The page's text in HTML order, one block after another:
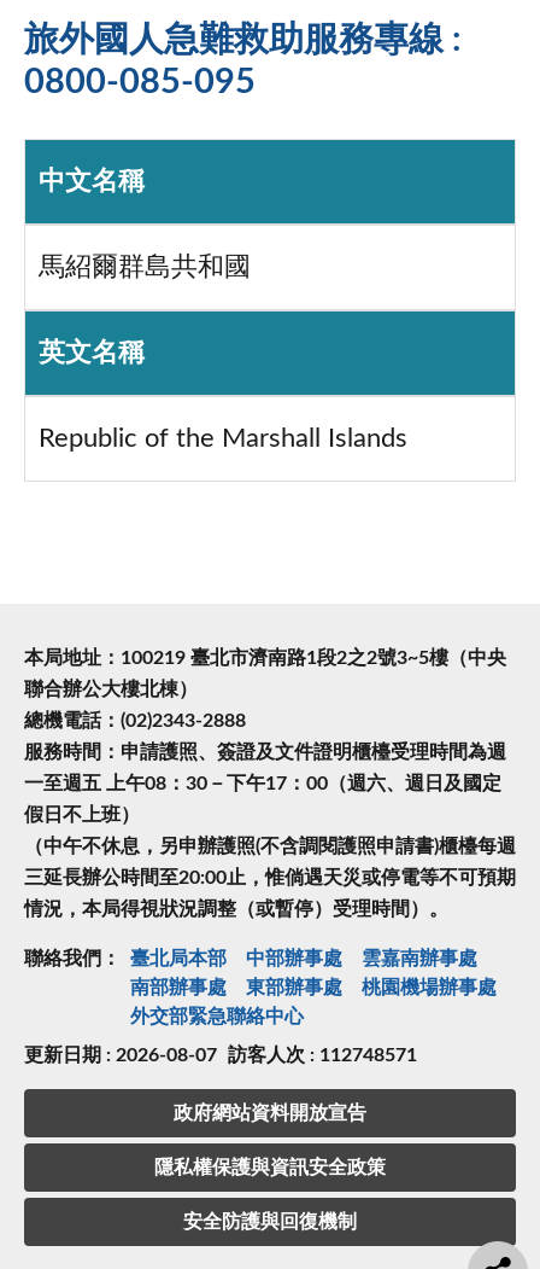
旅外國人急難救助服務專線 :
0800-085-095
中文名稱
馬紹爾群島共和國
英文名稱
Republic of the Marshall Islands
本局地址：100219 臺北市濟南路1段2之2號3~5樓（中央
聯合辦公大樓北棟）
總機電話：(02)2343-2888
服務時間：申請護照、簽證及文件證明櫃檯受理時間為週
一至週五 上午08：30－下午17：00（週六、週日及國定
假日不上班）
（中午不休息，另申辦護照(不含調閱護照申請書)櫃檯每週
三延長辦公時間至20:00止，惟倘遇天災或停電等不可預期
情況，本局得視狀況調整（或暫停）受理時間）。
聯絡我們： 臺北局本部 中部辦事處
雲嘉南辦事處
南部辦事處
東部辦事處
桃園機場辦事處
外交部緊急聯絡中⼼
更新日期 : 2026-08-07 訪客人次 : 112748571
政府網站資料開放宣告
隱私權保護與資訊安全政策
安全防護與回復機制